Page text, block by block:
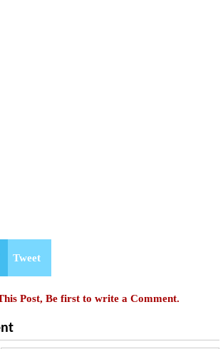
Tweet
Post, Be first to write a Comment.